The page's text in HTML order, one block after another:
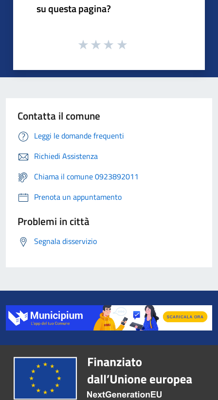
su questa pagina?
Contatta il comune
Leggi le domande frequenti
Richiedi Assistenza
Chiama il comune 0923892011
Prenota un appuntamento
Problemi in città
Segnala disservizio